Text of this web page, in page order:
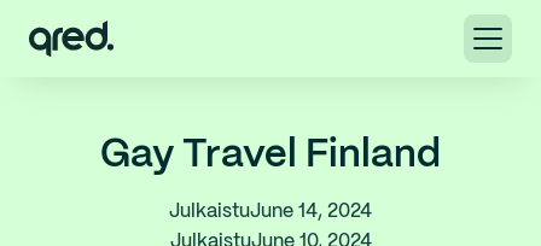
Gay Travel Finland
JulkaistuJune 14, 2024
JulkaistuJune 10, 2024